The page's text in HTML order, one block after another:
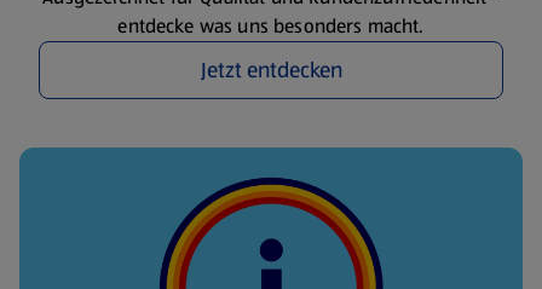
entdecke was uns besonders macht.
Jetzt entdecken